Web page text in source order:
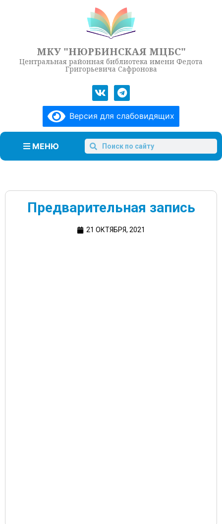
МКУ "НЮРБИНСКАЯ МЦБС"
Центральная районная библиотека имени Федота
Григорьевича Сафронова
Версия для слабовидящих
МЕНЮ
Предварительная запись
21 ОКТЯБРЯ, 2021